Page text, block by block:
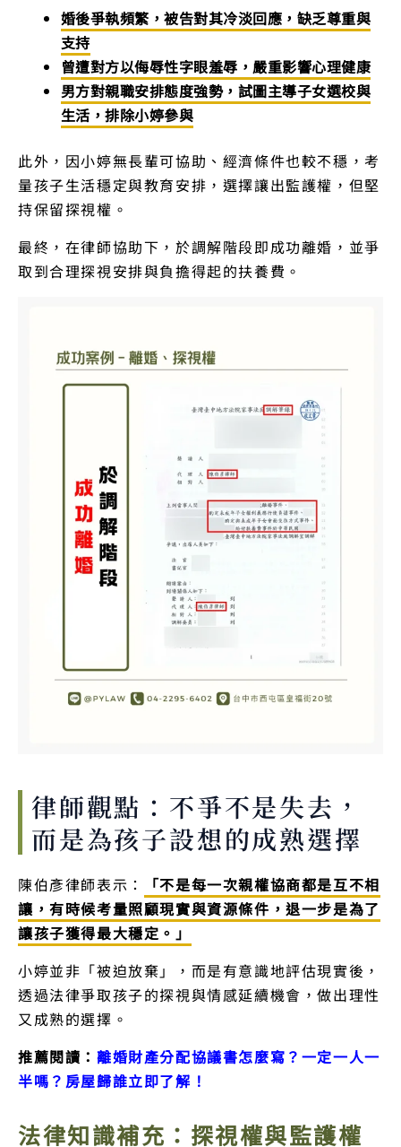
婚後爭執頻繁，被告對其冷淡回應，缺乏尊重與
支持
曾遭對方以侮辱性字眼羞辱，嚴重影響心理健康
男方對親職安排態度強勢，試圖主導子女選校與
生活，排除小婷參與
此外，因小婷無長輩可協助、經濟條件也較不穩，考
量孩子生活穩定與教育安排，選擇讓出監護權，但堅
持保留探視權。
最終，在律師協助下，於調解階段即成功離婚，並爭
取到合理探視安排與負擔得起的扶養費。
律師觀點：不爭不是失去，
而是為孩子設想的成熟選擇
陳伯彥律師表示：
「不是每一次親權協商都是互不相
讓，有時候考量照顧現實與資源條件，退一步是為了
讓孩子獲得最大穩定。」
小婷並非「被迫放棄」，而是有意識地評估現實後，
透過法律爭取孩子的探視與情感延續機會，做出理性
又成熟的選擇。
推薦閱讀： 離婚財產分配協議書怎麼寫？一定一人一
半嗎？房屋歸誰立即了解！
法律知識補充：探視權與監護權